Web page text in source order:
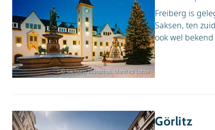
© Sachsen Tourismus, Manfred Lohse
Freiberg is
Saksen, ten
ook wel bekend
Görlitz